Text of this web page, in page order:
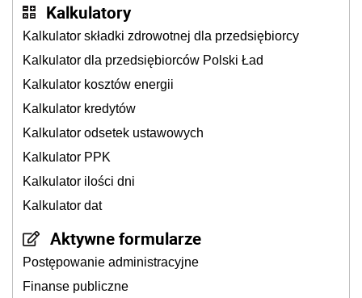
Kalkulatory
Kalkulator składki zdrowotnej dla przedsiębiorcy
Kalkulator dla przedsiębiorców Polski Ład
Kalkulator kosztów energii
Kalkulator kredytów
Kalkulator odsetek ustawowych
Kalkulator PPK
Kalkulator ilości dni
Kalkulator dat
Aktywne formularze
Postępowanie administracyjne
Finanse publiczne